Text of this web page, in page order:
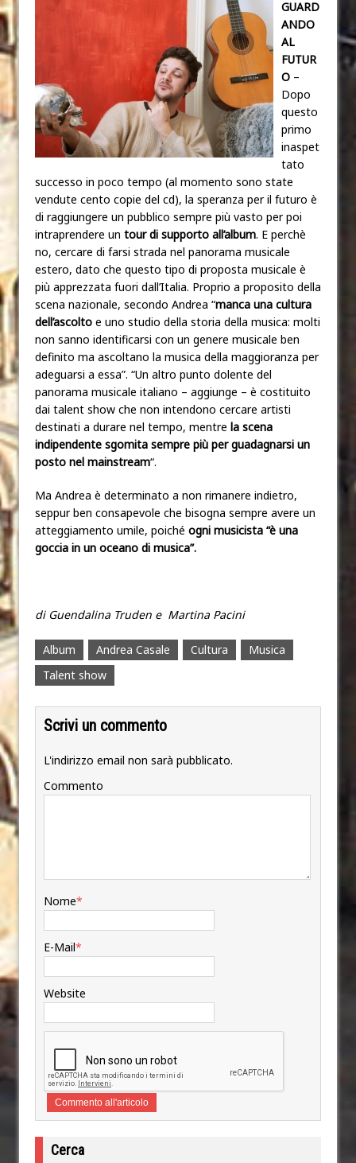
GUARD
ANDO
AL
FUTUR
O –
Dopo
questo
primo
inaspet
tato
successo in poco tempo (al momento sono state
vendute cento copie del cd), la speranza per il futuro è
di raggiungere un pubblico sempre più vasto per poi
intraprendere un tour di supporto all’album. E perchè
no, cercare di farsi strada nel panorama musicale
estero, dato che questo tipo di proposta musicale è
più apprezzata fuori dall’Italia. Proprio a proposito della
scena nazionale, secondo Andrea “manca una cultura
dell’ascolto e uno studio della storia della musica: molti
non sanno identificarsi con un genere musicale ben
definito ma ascoltano la musica della maggioranza per
adeguarsi a essa”. “Un altro punto dolente del
panorama musicale italiano – aggiunge – è costituito
dai talent show che non intendono cercare artisti
destinati a durare nel tempo, mentre la scena
indipendente sgomita sempre più per guadagnarsi un
posto nel mainstream“.
Ma Andrea è determinato a non rimanere indietro,
seppur ben consapevole che bisogna sempre avere un
atteggiamento umile, poiché ogni musicista “è una
goccia in un oceano di musica”.
di Guendalina Truden e Martina Pacini
Album Andrea Casale Cultura
Musica
Talent show
Scrivi un commento
L'indirizzo email non sarà pubblicato.
Commento
Nome*
E-Mail*
Website
Cerca